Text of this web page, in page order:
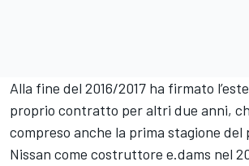
Alla fine del 2016/2017 ha firmato
proprio contratto per altri due anni,
compreso anche la prima stagione del
Nissan come costruttore e.dams nel